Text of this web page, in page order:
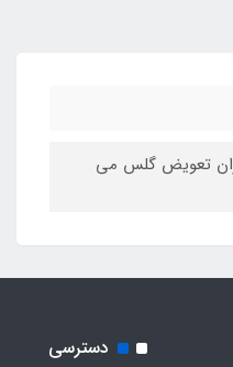
تعویض گلس می
دسترسی